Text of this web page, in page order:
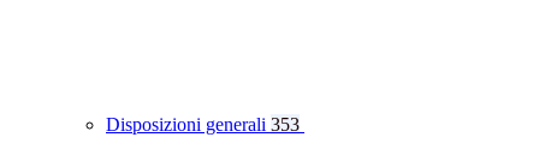
Disposizioni generali 353